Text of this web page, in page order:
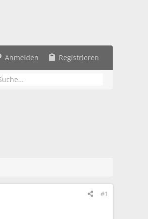
Anmelden Registrieren
#1